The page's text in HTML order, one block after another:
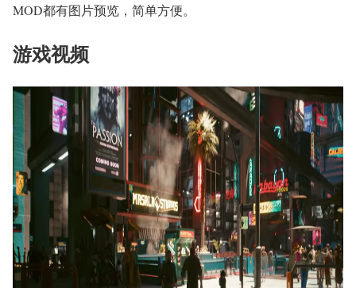
MOD都有图片预览，简单方便。
游戏视频